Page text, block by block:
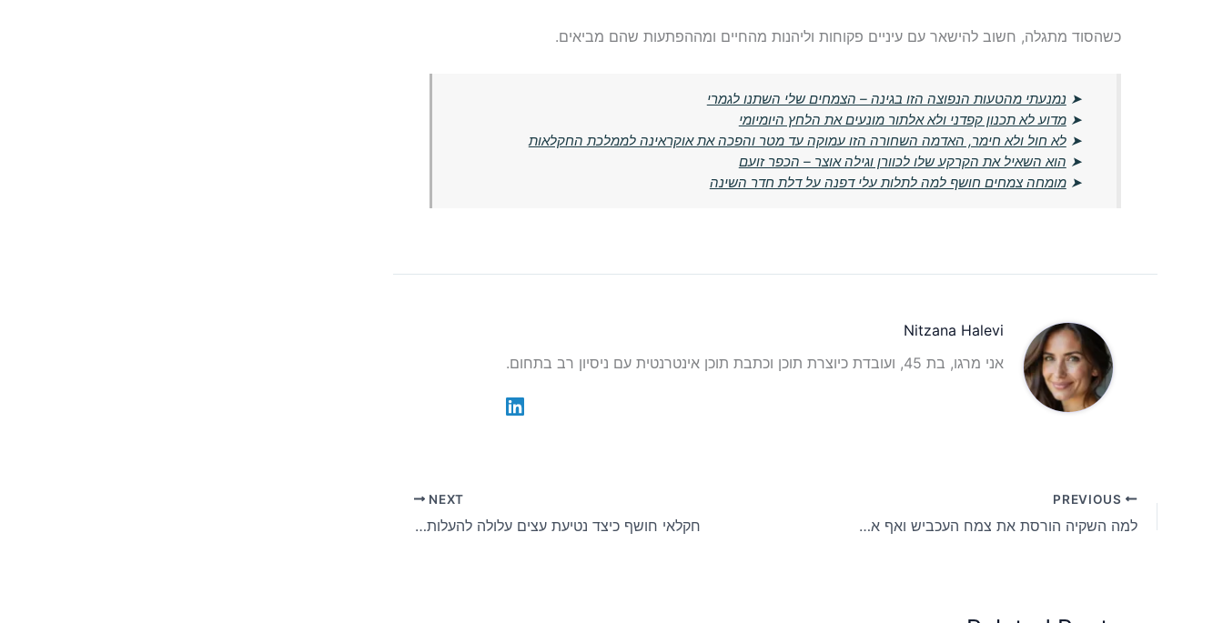
כשהסוד מתגלה, חשוב להישאר עם עיניים פקוחות וליהנות מהחיים ומההפתעות שהם מביאים.
➤ נמנעתי מהטעות הנפוצה הזו בגינה – הצמחים שלי השתנו לגמרי
➤מדוע לא תכנון קפדני ולא אלתור מונעים את הלחץ היומיומי
➤לא חול ולא חימר, האדמה השחורה הזו עמוקה עד מטר והפכה את אוקראינה לממלכת החקלאות
➤ הוא השאיל את הקרקע שלו לכוורן וגילה אוצר – הכפר זועם
➤מומחה צמחים חושף למה לתלות עלי דפנה על דלת חדר השינה
Nitzana Halevi
אני מרגו, בת 45, ועובדת כיוצרת תוכן וכתבת תוכן אינטרנטית עם ניסיון רב בתחום.
למה השקיה הורסת את צמח העכביש ואף אחד לא מודה בכך
NEXT
חקלאי חושף כיצד נטיעת עצים עלולה להעלות את מס הרכוש שלך